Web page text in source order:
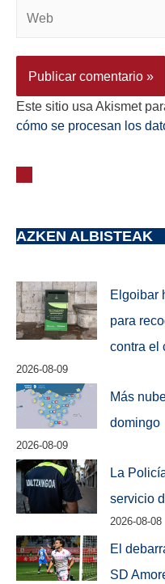
Este sitio usa Akismet
cómo se procesan los
AZKEN ALBISTEAK
Elgoibar
para
contra el
2026-08-09
Más
domingo
2026-08-09
La
servicio
2026-08-08
El
SD